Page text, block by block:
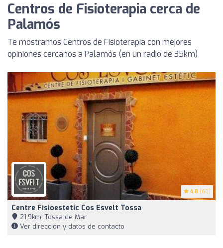
Centros de Fisioterapia cerca de
Palamós
Te mostramos Centros de Fisioterapia con mejores
opiniones cercanos a Palamós (en un radio de 35km)
4.8 (60)
Centre Fisioestetic Cos Esvelt Tossa
21,9km, Tossa de Mar
Ver dirección y datos de contacto